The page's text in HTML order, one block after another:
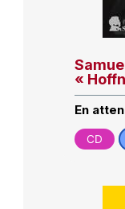
«
En
CD